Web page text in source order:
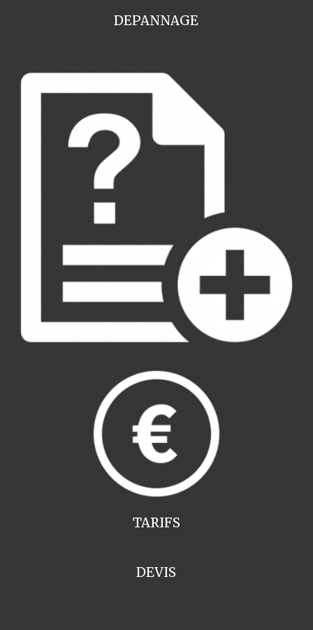
DEPANNAGE
TARIFS
DEVIS